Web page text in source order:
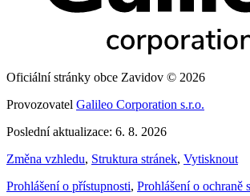
Oficiální stránky obce Zavidov © 2026
Provozovatel Galileo Corporation s.r.o.
Poslední aktualizace: 6. 8. 2026
Změna vzhledu, Struktura stránek, Vytisknout
Prohlášení o přístupnosti, Prohlášení o ochraně